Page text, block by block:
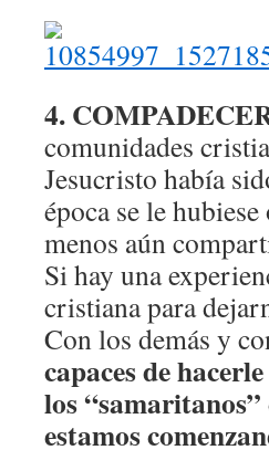
4.
comunidades
Jesucristo había
época se le
menos aún
Si hay una
cristiana para
Con los demás y
capaces de
los
estamos